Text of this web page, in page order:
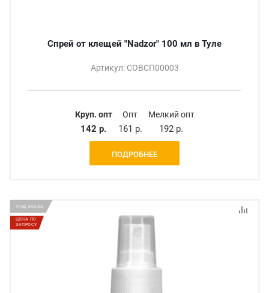
Спрей от клещей "Nadzor" 100 мл в Туле
Артикул: СОВСП00003
Круп. опт
142 р.
Опт
161 р.
Мелкий опт
192 р.
ПОДРОБНЕЕ
ПОД ЗАКАЗ
ЦЕНА ПО
ЗАПРОСУ